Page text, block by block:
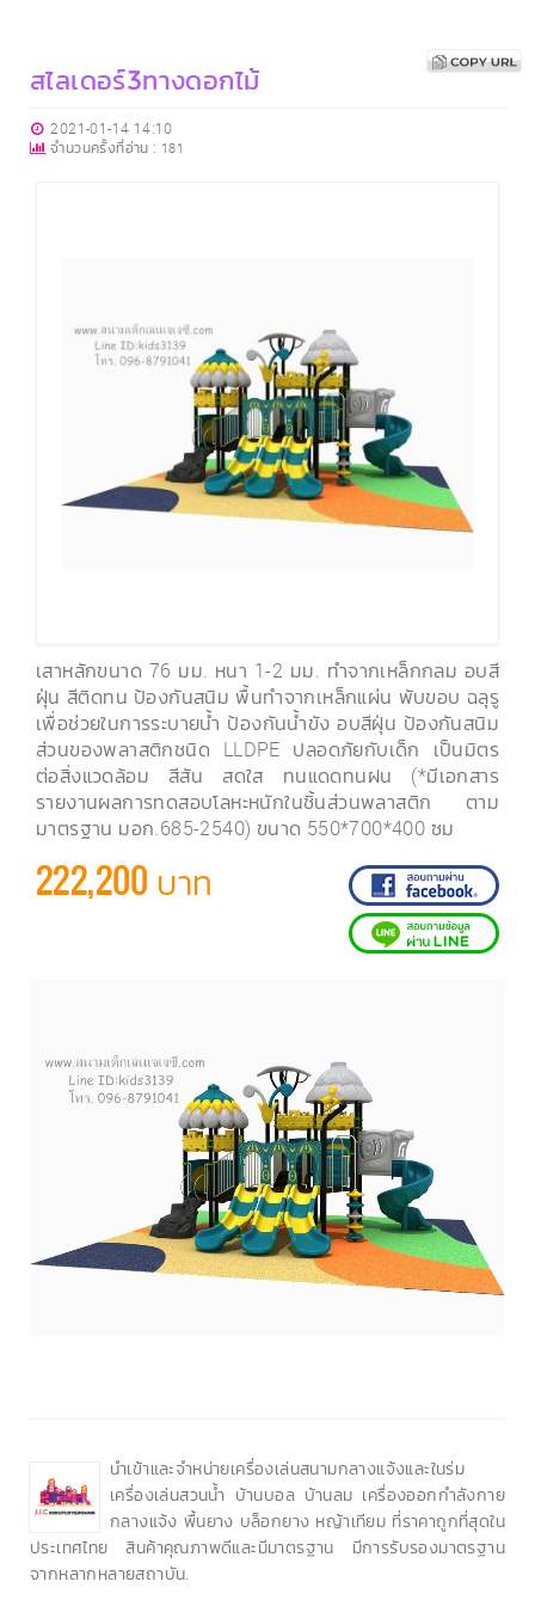
สไลเดอร์3ทางดอกไม้
2021-01-14 14:10
จำนวนครั้งที่อ่าน : 181
เสาหลักขนาด 76 มม. หนา 1-2 มม. ทำจากเหล็กกลม อบสี
ฝุ่น สีติดทน ป้องกันสนิม พื้นทำจากเหล็กแผ่น พับขอบ ฉลุรู
เพื่อช่วยในการระบายน้ำ ป้องกันน้ำขัง อบสีฝุ่น ป้องกันสนิม
ส่วนของพลาสติกชนิด LLDPE ปลอดภัยกับเด็ก เป็นมิตร
ต่อสิ่งแวดล้อม สีสัน สดใส ทนแดดทนฝน (*มีเอกสาร
รายงานผลการทดสอบโลหะหนักในชิ้นส่วนพลาสติก ตาม
มาตรฐาน มอก.685-2540) ขนาด 550*700*400 ซม
222,200 บาท
นำเข้าและจำหน่ายเครื่องเล่นสนามกลางแจ้งและในร่ม
เครื่องเล่นสวนน้ำ บ้านบอล บ้านลม เครื่องออกกำลังกาย
กลางแจ้ง พื้นยาง บล็อกยาง หญ้าเทียม ที่ราคาถูกที่สุดใน
ประเทศไทย สินค้าคุณภาพดีและมีมาตรฐาน มีการรับรองมาตรฐาน
จากหลากหลายสถาบัน.